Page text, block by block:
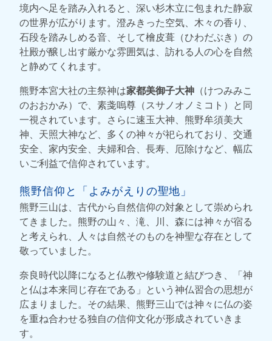
境内へ足を踏み入れると、深い杉木立に包まれた静寂
の世界が広がります。澄みきった空気、木々の香り、
石段を踏みしめる音、そして檜皮葺（ひわだぶき）の
社殿が醸し出す厳かな雰囲気は、訪れる人の心を自然
と静めてくれます。
熊野本宮大社の主祭神は家都美御子大神 （けつみみこ
のおおかみ）で、素戔嗚尊（スサノオノミコト）と同
一視されています。さらに速玉大神、熊野牟須美大
神、天照大神など、多くの神々が祀られており、交通
安全、家内安全、夫婦和合、長寿、厄除けなど、幅広
いご利益で信仰されています。
熊野信仰と「よみがえりの聖地」
熊野三山は、古代から自然信仰の対象として崇められ
てきました。熊野の山々、滝、川、森には神々が宿る
と考えられ、人々は自然そのものを神聖な存在として
敬っていました。
奈良時代以降になると仏教や修験道と結びつき、「神
と仏は本来同じ存在である」という神仏習合の思想が
広まりました。その結果、熊野三山では神々に仏の姿
を重ね合わせる独自の信仰文化が形成されていきま
す。